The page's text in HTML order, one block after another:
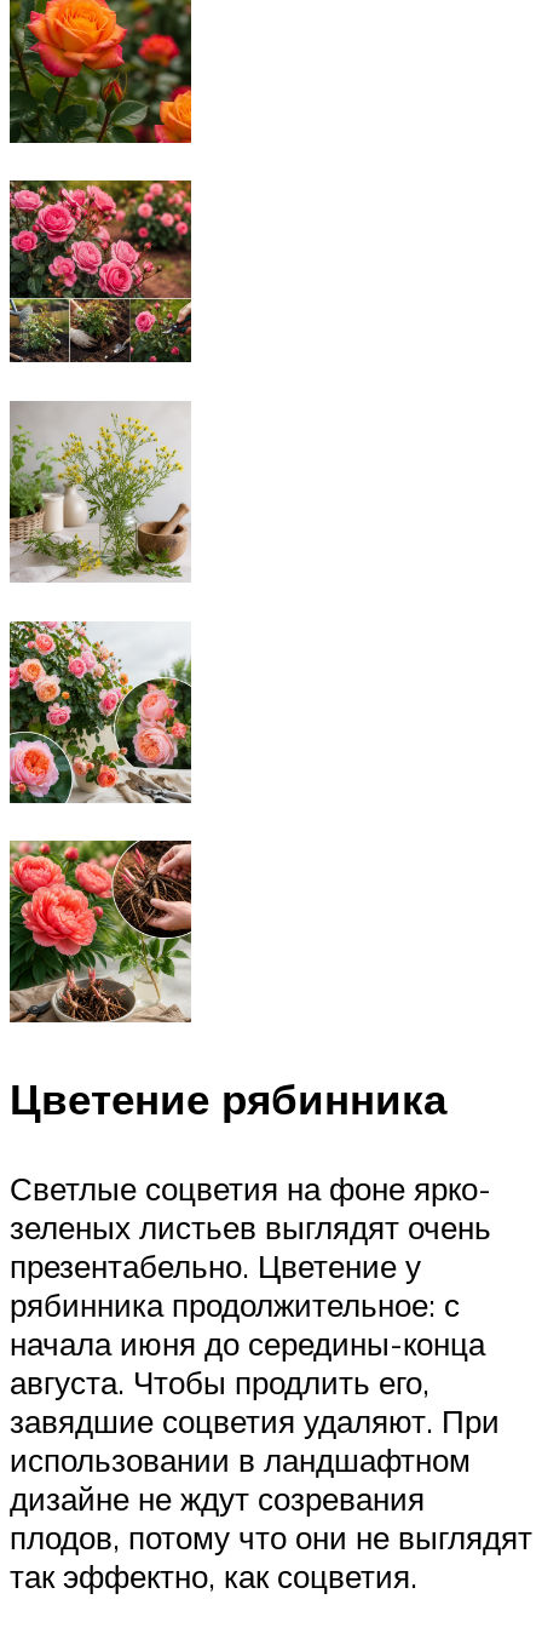
Цветение рябинника
Светлые соцветия на фоне ярко-
зеленых листьев выглядят очень
презентабельно. Цветение у
рябинника продолжительное: с
начала июня до середины-конца
августа. Чтобы продлить его,
завядшие соцветия удаляют. При
использовании в ландшафтном
дизайне не ждут созревания
плодов, потому что они не выглядят
так эффектно, как соцветия.